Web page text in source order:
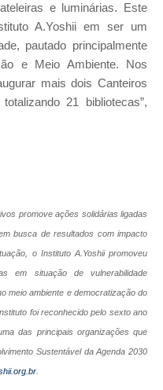
e luminárias. Este
A.Yoshii em ser um
pautado principalmente
e Meio Ambiente. Nos
mais dois Canteiros
21 bibliotecas”,
promove ações solidárias ligadas
busca de resultados com impacto
o Instituto A.Yoshii promoveu
em situação de vulnerabilidade
meio ambiente e democratização do
foi reconhecido pelo sexto ano
das principais organizações que
Sustentável da Agenda 2030